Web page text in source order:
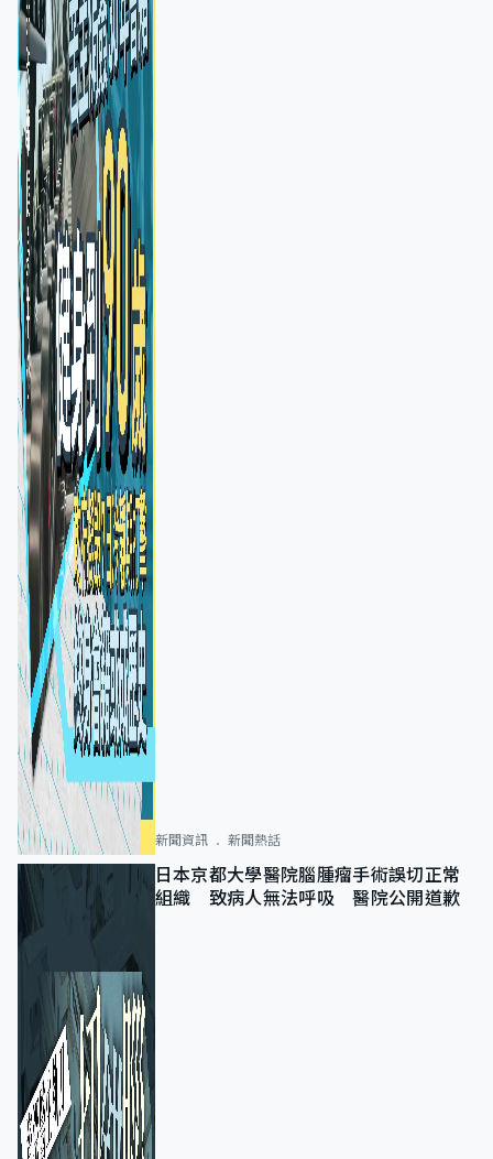
新聞資訊 新聞熱話
日本京都大學醫院腦腫瘤手術誤切正常
組織 致病人無法呼吸 醫院公開道歉